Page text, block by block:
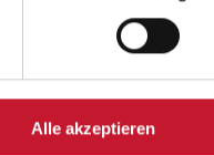
Alle akzeptieren
persönliche
beraten und finde so